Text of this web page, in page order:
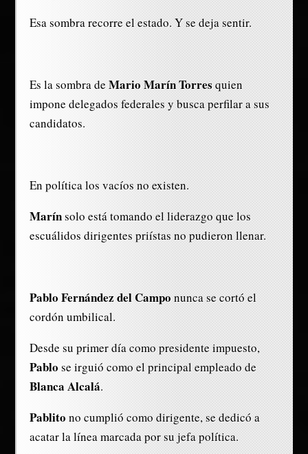
Esa sombra recorre el estado. Y se deja sentir.
Es la sombra deMario Marín Torresquien
impone delegados federales y busca perfilar a sus
candidatos.
En política los vacíos no existen.
Marínsolo está tomando el liderazgo que los
escuálidos dirigentes priístas no pudieron llenar.
Pablo Fernández del Camponunca se cortó el
cordón umbilical.
Desde su primer día como presidente impuesto,
Pablo se irguió como el principal empleado de
Blanca Alcalá.
Pablito no cumplió como dirigente, se dedicó a
acatar la línea marcada por su jefa política.